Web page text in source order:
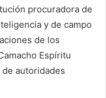
procuradora de
y de campo
de los
Espíritu
autoridades